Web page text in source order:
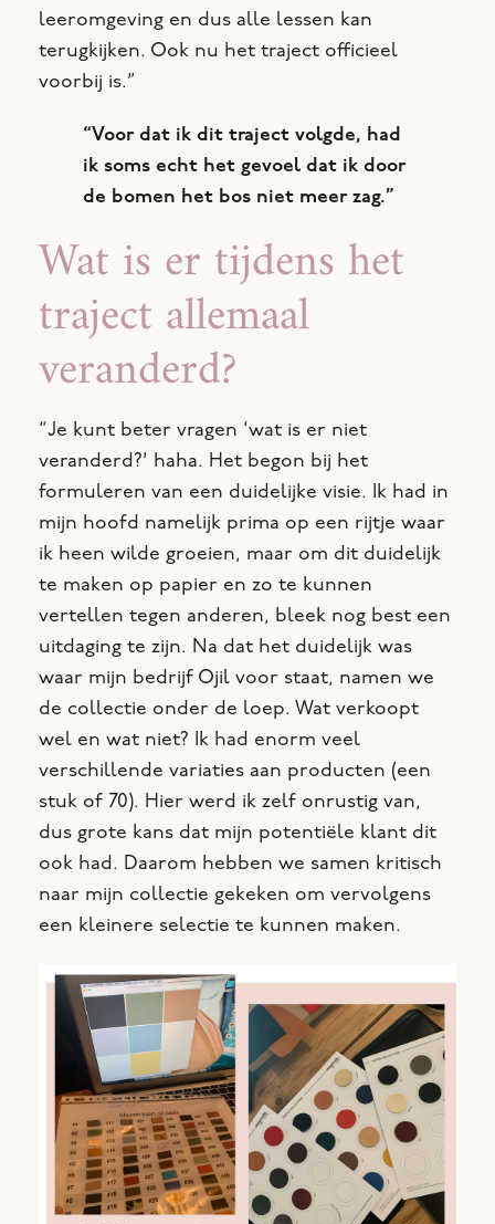
leeromgeving en dus alle lessen kan
terugkijken. Ook nu het traject officieel
voorbij is.”
“Voor dat ik dit traject volgde, had
ik soms echt het gevoel dat ik door
de bomen het bos niet meer zag.”
Wat is er tijdens het
traject allemaal
veranderd?
“Je kunt beter vragen ‘wat is er niet
veranderd?’ haha. Het begon bij het
formuleren van een duidelijke visie. Ik had in
mijn hoofd namelijk prima op een rijtje waar
ik heen wilde groeien, maar om dit duidelijk
te maken op papier en zo te kunnen
vertellen tegen anderen, bleek nog best een
uitdaging te zijn. Na dat het duidelijk was
waar mijn bedrijf Ojil voor staat, namen we
de collectie onder de loep. Wat verkoopt
wel en wat niet? Ik had enorm veel
verschillende variaties aan producten (een
stuk of 70). Hier werd ik zelf onrustig van,
dus grote kans dat mijn potentiële klant dit
ook had. Daarom hebben we samen kritisch
naar mijn collectie gekeken om vervolgens
een kleinere selectie te kunnen maken.